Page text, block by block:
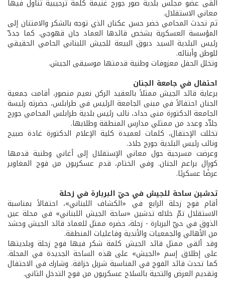
ألقى عضو مجلس بلدية صور جورج غنيمة كلمة ترحيبية تناول فيها
معاني الاستقلال.
ثم تحدث المحامي خضر حسن عكنان الذي توجه بالشكر والامتنان إلى
المؤسسة العسكرية بشخص قائدها العماد جان قهوجي. كما جددّ
رئيس البلدية السيد دبوق البيعة للجيش اللبناني الحامي الحقيقي
للوطن وأبنائه.
وتخلل الحفل معزوفات وطنية قدمتها موسيقى الجيش.
احتفال في جامعة الجنان
برعاية قائد الجيش ممثلاً بالعقيد الركن نعيم منصور، أقامت جمعية
الجنان احتفالاً في مبنى الجامعة الرئيس في طرابلس، حضرته رئيسة
الجامعة الدكتورة منى حداد، نائب رئيس بلدية طرابلس المحامي جورج
جلاّد وعدد من ممثلي مدارس المنطقة وطلابها.
تخللت الإحتفال، كلمات لعميدة كلية الإعلام الدكتورة غادة صبيح
ونائب رئيس البلدية جورج جلاد.
وعرضت مسرحية حول معاني الإستقلال إلى أغاني وطنية قدمها
كورال براعم الجنان. وفي الختام، قدم عسكريون من فوج المغاوير
عرضًا عسكريًا.
تدشين ساحة للجيش في حيّ البربارة في زحلة
أقام فوج زحلة الرابع في «الكشاف اللبناني»، احتفالاً بمناسبة
الاستقلال تمّ خلاله تدشين «ساحة الجيش اللبناني» في محلة عين
الذوق في حيّ البربارة - زحلة، حضره ممثل للعماد قائد الجيش وحشد
من الأهالي والجمعيات والأندية وفاعليات المنطقة.
وقد ألقى ممثل قائد الجيش كلمة شكر فيها فوج زحلة وبلديتها
على إطلاق إسم «الجيش» على هذه الساحة الجديدة في المحلة.
كما تحدث قائد الفوج في المناسبة شربل خزاقة. وشارك في الاحتفال
وتقديم العرض والتحية بالسلاح عسكريون من فوج التدخل الثاني.